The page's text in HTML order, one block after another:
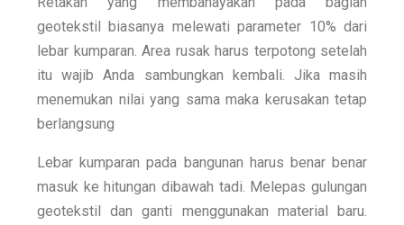
geotekstil biasanya melewati parameter 10% dari
lebar kumparan. Area rusak harus terpotong setelah
itu wajib Anda sambungkan kembali. Jika masih
menemukan nilai yang sama maka kerusakan tetap
berlangsung
Lebar kumparan pada bangunan harus benar benar
masuk ke hitungan dibawah tadi. Melepas gulungan
geotekstil dan ganti menggunakan material baru.